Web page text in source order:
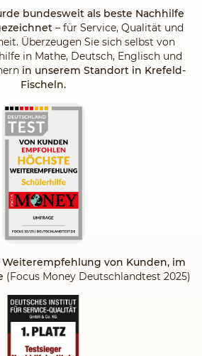
bundesweit als beste Nachhilfe
– für Service, Qualität und
Überzeugen Sie sich selbst von
in Mathe, Deutsch, Englisch und
in unserem Standort in Krefeld-
Fischeln.
Weiterempfehlung von Kunden, im
(Focus Money Deutschlandtest 2025)